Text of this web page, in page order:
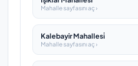
Mahalle sayfasını aç ›
Kalebayir Mahallesi̇
Mahalle sayfasını aç ›